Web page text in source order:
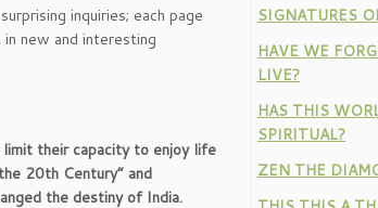
inquiries; each page
new and interesting
their capacity to enjoy life
20th Century” and
the destiny of India.
SIGNATURES
HAVE WE
LIVE?
HAS THIS
SPIRITUAL?
ZEN THE